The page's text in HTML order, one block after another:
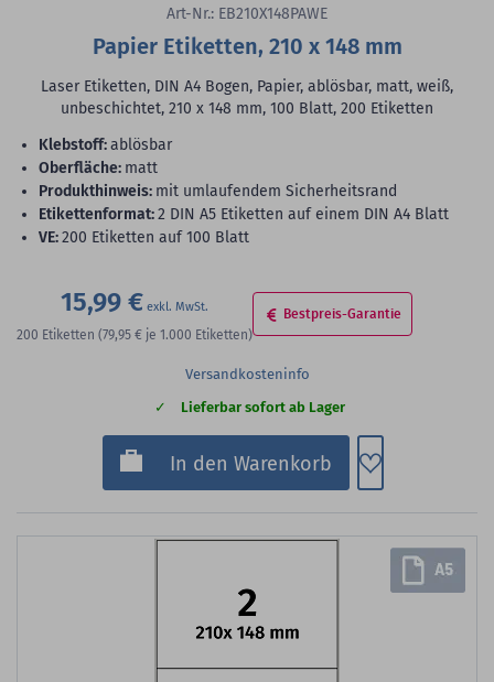
Art-Nr.: EB210X148PAWE
Papier Etiketten, 210 x 148 mm
Laser Etiketten, DIN A4 Bogen, Papier, ablösbar, matt, weiß,
unbeschichtet, 210 x 148 mm, 100 Blatt, 200 Etiketten
Klebstoff:ablösbar
Oberfläche: matt
Produkthinweis: mit umlaufendem Sicherheitsrand
Etikettenformat:2 DIN A5 Etiketten auf einem DIN A4 Blatt
VE:200 Etiketten auf 100 Blatt
15,99 €
200 Etiketten (79,95 € je 1.000 Etiketten)
Bestpreis-Garantie
Versandkosteninfo
Lieferbar sofort ab Lager
In den Warenkorb Zum